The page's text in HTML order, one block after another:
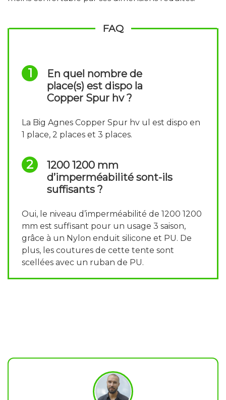
FAQ
En quel nombre de
place(s) est dispo la
Copper Spur hv ?
La Big Agnes Copper Spur hv ul est dispo en
1 place, 2 places et 3 places.
1200 1200 mm
d’imperméabilité sont-ils
suffisants ?
Oui, le niveau d’imperméabilité de 1200 1200
mm est suffisant pour un usage 3 saison,
grâce à un Nylon enduit silicone et PU. De
plus, les coutures de cette tente sont
scellées avec un ruban de PU.